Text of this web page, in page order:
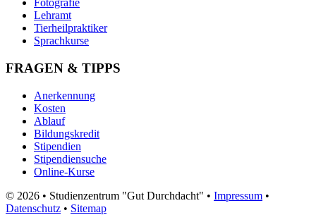
Fotografie
Lehramt
Tierheilpraktiker
Sprachkurse
FRAGEN & TIPPS
Anerkennung
Kosten
Ablauf
Bildungskredit
Stipendien
Stipendiensuche
Online-Kurse
© 2026 • Studienzentrum "Gut Durchdacht" • Impressum •
Datenschutz • Sitemap